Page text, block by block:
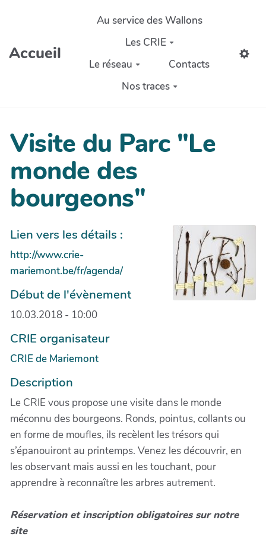
Aller au contenu principal
Accueil
Au service des Wallons
Les CRIE
Le réseau
Contacts
Nos traces
Visite du Parc "Le
monde des
bourgeons"
Lien vers les détails :
http://www.crie-
mariemont.be/fr/agenda/
Début de l'évènement
10.03.2018 - 10:00
CRIE organisateur
CRIE de Mariemont
Description
Le CRIE vous propose une visite dans le monde
méconnu des bourgeons. Ronds, pointus, collants ou
en forme de moufles, ils recèlent les trésors qui
s’épanouiront au printemps. Venez les découvrir, en
les observant mais aussi en les touchant, pour
apprendre à reconnaître les arbres autrement.
Réservation et inscription obligatoires sur notre
site